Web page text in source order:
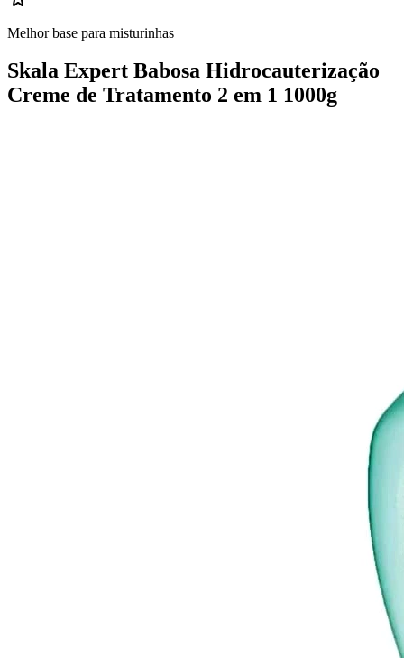
Melhor base para misturinhas
Skala Expert Babosa Hidrocauterização
Creme de Tratamento 2 em 1 1000g